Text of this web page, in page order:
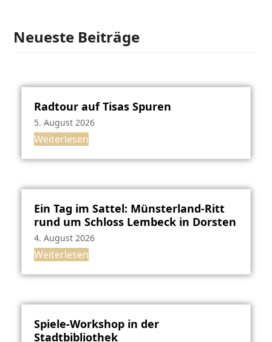
Neueste Beiträge
Radtour auf Tisas Spuren
5. August 2026
Weiterlesen
Ein Tag im Sattel: Münsterland-Ritt
rund um Schloss Lembeck in Dorsten
4. August 2026
Weiterlesen
Spiele-Workshop in der
Stadtbibliothek